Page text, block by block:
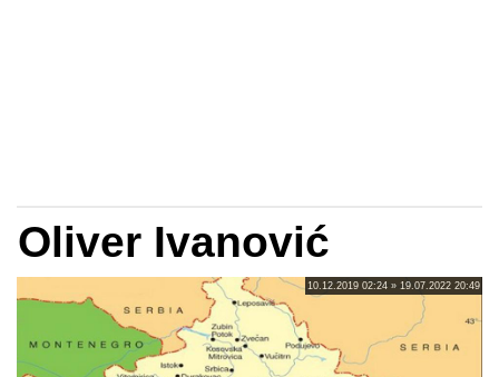
Oliver Ivanović
10.12.2019 02:24 » 19.07.2022 20:49